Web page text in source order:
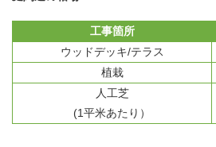
工事箇所
ウッドデッキ/テラス
植栽
人工芝
(1平米あたり）